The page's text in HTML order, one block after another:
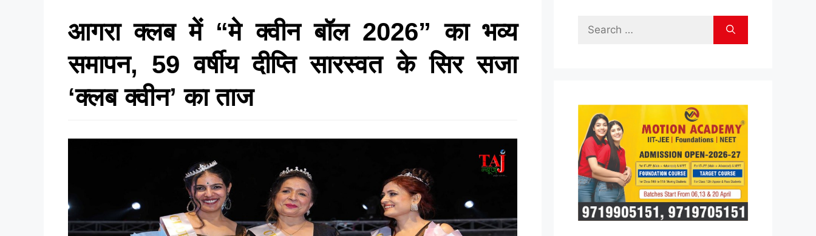
आगरा क्लब में “मे क्वीन बॉल 2026” का भव्य
समापन, 59 वर्षीय दीप्ति सारस्वत के सिर सजा
‘क्लब क्वीन’ का ताज
Search